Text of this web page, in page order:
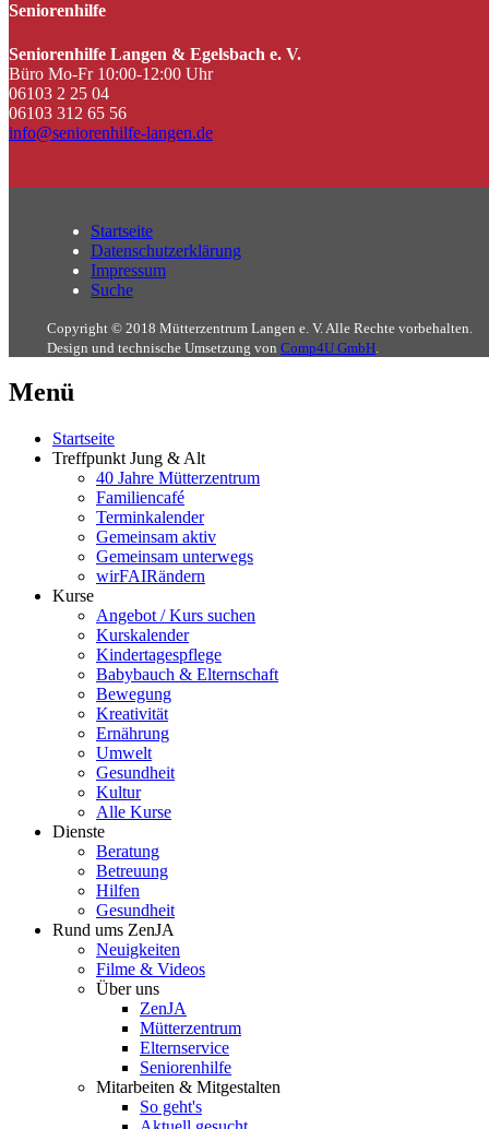
Seniorenhilfe
Seniorenhilfe Langen & Egelsbach e. V.
Büro Mo-Fr 10:00-12:00 Uhr
06103 2 25 04
06103 312 65 56
info@seniorenhilfe-langen.de
Startseite
Datenschutzerklärung
Impressum
Suche
Copyright © 2018 Mütterzentrum Langen e. V. Alle Rechte vorbehalten.
Design und technische Umsetzung von Comp4U GmbH
Menü
Startseite
Treffpunkt Jung & Alt
40 Jahre Mütterzentrum
Familiencafé
Terminkalender
Gemeinsam aktiv
Gemeinsam unterwegs
wirFAIRändern
Kurse
Angebot / Kurs suchen
Kurskalender
Kindertagespflege
Babybauch & Elternschaft
Bewegung
Kreativität
Ernährung
Umwelt
Gesundheit
Kultur
Alle Kurse
Dienste
Beratung
Betreuung
Hilfen
Gesundheit
Rund ums ZenJA
Neuigkeiten
Filme & Videos
Über uns
ZenJA
Mütterzentrum
Elternservice
Seniorenhilfe
Mitarbeiten & Mitgestalten
So geht's